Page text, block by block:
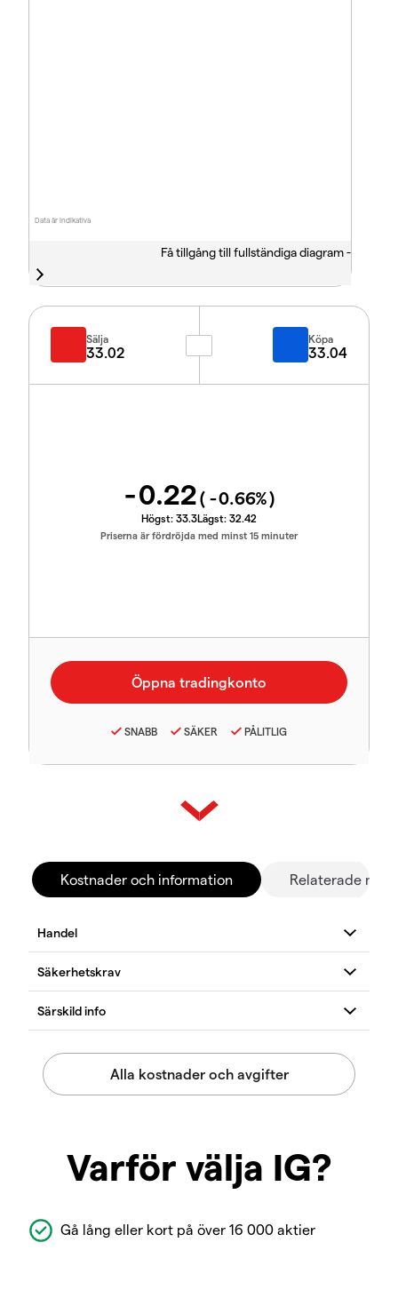
Data är indikativa
Få tillgång till fullständiga diagram -
Sälja
33.02
Köpa
33.04
-0.22( -0.66%)
Högst: 33.3Lägst: 32.42
Priserna är fördröjda med minst 15 minuter
SNABB SÄKER PÅLITLIG
Kostnader och information Relaterade
Varför välja IG?
Gå lång eller kort på över 16 000 aktier